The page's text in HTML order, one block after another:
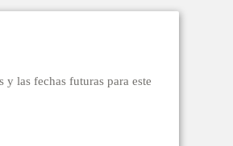
las fechas futuras para este